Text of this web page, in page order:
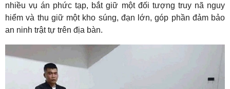
nhiều vụ án phức tạp, bắt giữ một đối tượng truy nã nguy
hiểm và thu giữ một kho súng, đạn lớn, góp phần đảm bảo
an ninh trật tự trên địa bàn.